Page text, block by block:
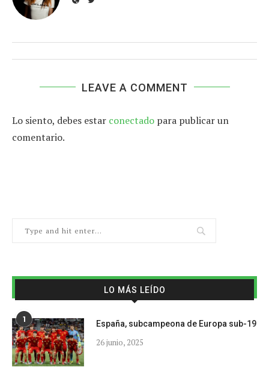
LEAVE A COMMENT
Lo siento, debes estar conectado para publicar un
comentario.
LO MÁS LEÍDO
1 España, subcampeona de Europa sub-19
26 junio, 2025